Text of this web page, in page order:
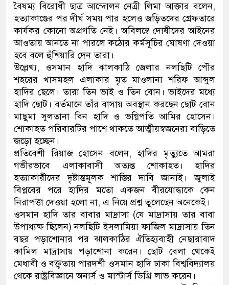
বৈষম্য বিরোধী ছাত্র আন্দোলন নেত্রী লিমা আক্তার বলেন,
হত্যাকাণ্ডের পর দীর্ঘ সময় পার হলেও জড়িতদের গ্রেফতারে
কার্যকর কোনো অগ্রগতি নেই। অবিলম্বে দোষীদের আইনের
আওতায় আনতে না পারলে কঠোর কর্মসূচির ঘোষণা দেওয়া
হবে বলে হুঁশিয়ারি দেন তারা।
উল্লেখ্য, ওসমান হাদি ঝালকাঠি জেলার নলছিটি পৌর
শহরের খাসমহল এলাকার মৃত মাওলানা শরিফ আব্দুল
হাদির ছেলে। তারা তিন ভাই ও তিন বোন। ভাইদের মধ্যে
হাদি ছোট। বর্তমানে তাঁর বাসায় অবস্থান করছেন ছোট বোন
মাছুমা সুলতানা বিন হাদি ও ভগ্নিপতি আমির হোসেন।
শোকাহত পরিবারটির পাশে থাকতে আত্মীয়স্বজনেরা বাড়িতে
জড়ো হচ্ছেন।
প্রতিবেশী রিয়াজ হোসেন বলেন, হাদির মৃত্যুতে আমরা
গভীরভাবে এলাকাবাসী অত্যন্ত শোকাহত। হাদির
হত্যাকারীদের দৃষ্টান্তমূলক শাস্তির দাবি জানাই। জুলাই
বিপ্লবের পরে হাদির মতো একজন বীরযোদ্ধাকে কেন
নিরাপত্তা দেওয়া হলো না, এ নিয়ে প্রশ্ন তুলেছেন অনেকেই।
ওসমান হাদি তার বাবার মাদ্রাসা (যে মাদ্রাসায় তার বাবা
উপাধ্যক্ষ ছিলেন) নলছিটি ইসলামিয়া ফাজিল মাদ্রাসায় তিন
বছর পড়াশোনার পর ঝালকাঠির ঐতিহ্যবাহী নেছারাবাদ
কামিল মাদ্রাসায় পড়াশোনা করেন। ছোট বেলা থেকেই
মেধাবী ও বক্তৃতায় পারদর্শী ওসমান হাদি ঢাকা বিশ্ববিদ্যালয়
থেকে রাষ্ট্রবিজ্ঞানে অনার্স ও মাস্টার্স ডিগ্রি লাভ করেন।